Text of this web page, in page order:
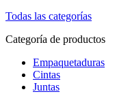
Todas las categorías
Categoría de productos
Empaquetaduras
Cintas
Juntas